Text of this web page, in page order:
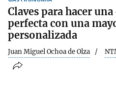
Claves para hacer
perfecta con una
personalizada
Juan Miguel Ochoa de Olza